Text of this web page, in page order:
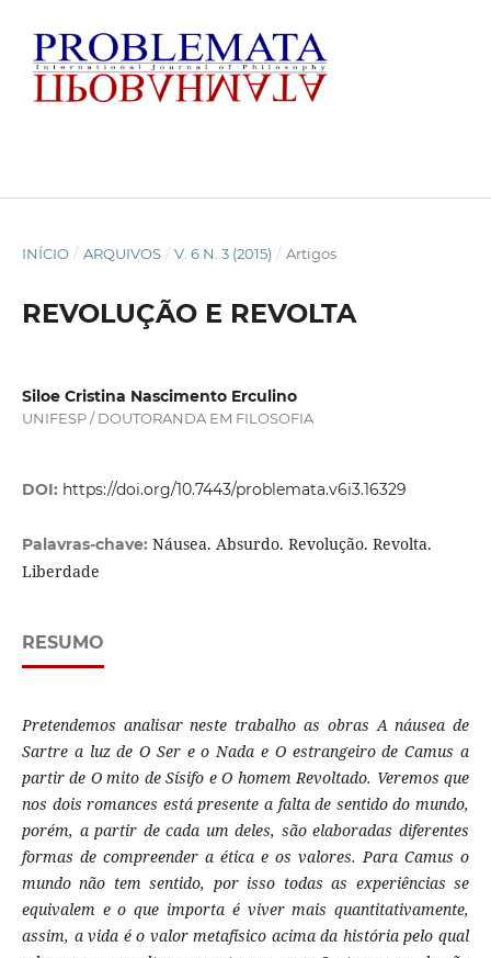
INÍCIO / ARQUIVOS / V. 6 N. 3 (2015) / Artigos
REVOLUÇÃO E REVOLTA
Siloe Cristina Nascimento Erculino
UNIFESP / DOUTORANDA EM FILOSOFIA
DOI: https://doi.org/10.7443/problemata.v6i3.16329
Palavras-chave: Náusea. Absurdo. Revolução. Revolta.
Liberdade
RESUMO
Pretendemos analisar neste trabalho as obras A náusea de
Sartre a luz de O Ser e o Nada e O estrangeiro de Camus a
partir de O mito de Sísifo e O homem Revoltado. Veremos que
nos dois romances está presente a falta de sentido do mundo,
porém, a partir de cada um deles, são elaboradas diferentes
formas de compreender a ética e os valores. Para Camus o
mundo não tem sentido, por isso todas as experiências se
equivalem e o que importa é viver mais quantitativamente,
assim, a vida é o valor metafísico acima da história pelo qual